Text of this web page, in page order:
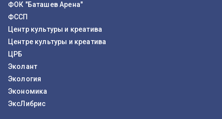
ФОК "Баташев Арена"
ФССП
Центр культуры и креатива
Центре культуры и креатива
ЦРБ
Эколант
Экология
Экономика
ЭксЛибрис